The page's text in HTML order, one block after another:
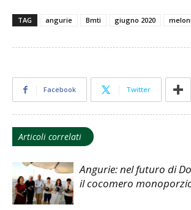
TAG angurie Bmti giugno 2020 meloni
Facebook Twitter
Articoli correlati
Angurie: nel futuro di
il cocomero